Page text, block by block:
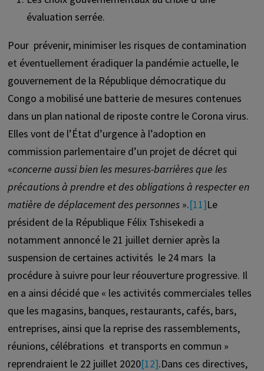
évaluation serrée.
Pour prévenir, minimiser les risques de contamination
et éventuellement éradiquer la pandémie actuelle, le
gouvernement de la République démocratique du
Congo a mobilisé une batterie de mesures contenues
dans un plan national de riposte contre le Corona virus.
Elles vont de l’État d’urgence à l’adoption en
commission parlementaire d’un projet de décret qui
«concerne aussi bien les mesures-barrières que les
précautions à prendre et des obligations à respecter en
matière de déplacement des personnes ».[11]Le
président de la République Félix Tshisekedi a
notamment annoncé le 21 juillet dernier après la
suspension de certaines activités le 24 mars la
procédure à suivre pour leur réouverture progressive. Il
en a ainsi décidé que « les activités commerciales telles
que les magasins, banques, restaurants, cafés, bars,
entreprises, ainsi que la reprise des rassemblements,
réunions, célébrations et transports en commun »
reprendraient le 22 juillet 2020[12].Dans ces directives,